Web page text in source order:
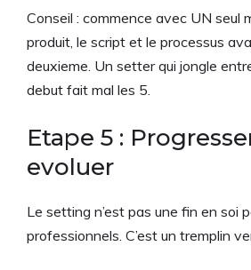
Conseil : commence avec UN seul
produit, le script et le processus
deuxieme. Un setter qui jongle
debut fait mal les 5.
Etape 5 :
evoluer
Le setting n’est pas une fin en soi
professionnels. C’est un tremplin